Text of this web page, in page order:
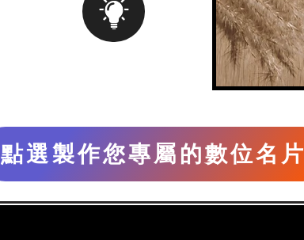
點選製作您專屬的數位名片